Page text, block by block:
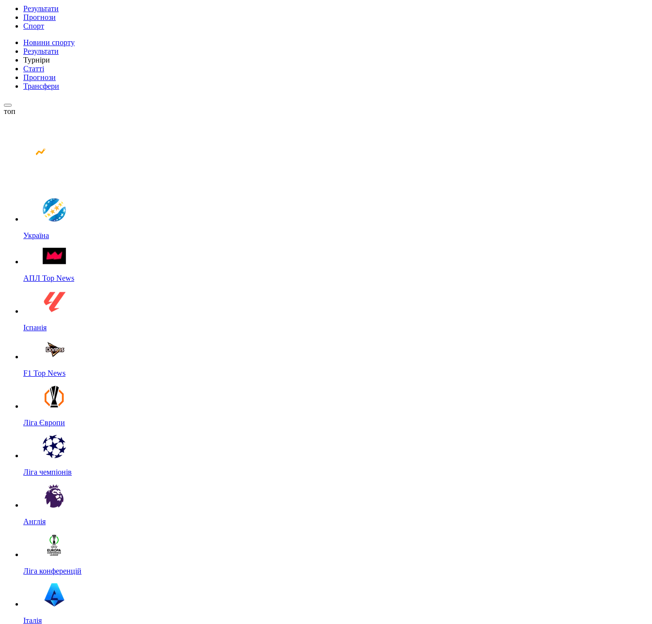
Результати
Прогнози
Спорт
Новини спорту
Результати
Турніри
Статті
Прогнози
Трансфери
топ
Україна
АПЛ Top News
Іспанія
F1 Top News
Ліга Європи
Ліга чемпіонів
Англія
Ліга конференцій
Італія